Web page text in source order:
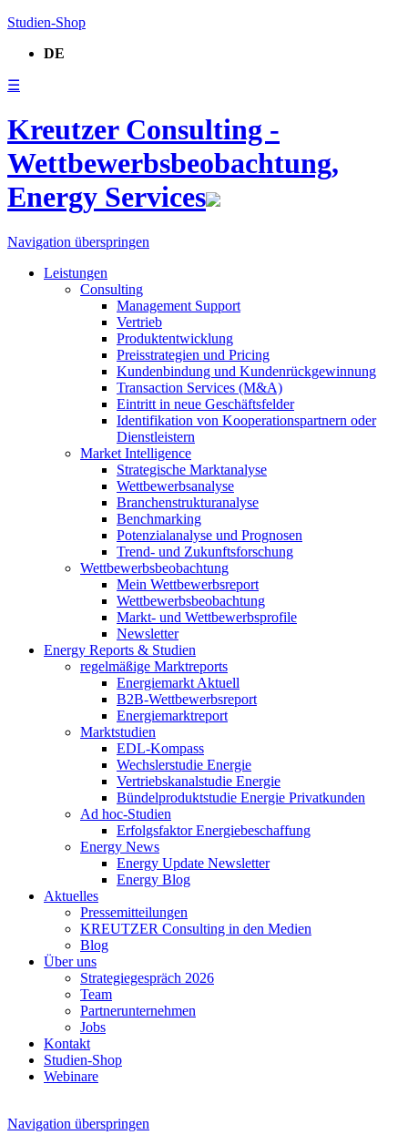
Studien-Shop
DE
☰
Kreutzer Consulting -
Wettbewerbsbeobachtung,
Energy Services
Navigation überspringen
Leistungen
Consulting
Management Support
Vertrieb
Produktentwicklung
Preisstrategien und Pricing
Kundenbindung und Kundenrückgewinnung
Transaction Services (M&A)
Eintritt in neue Geschäftsfelder
Identifikation von Kooperationspartnern oder
Dienstleistern
Market Intelligence
Strategische Marktanalyse
Wettbewerbsanalyse
Branchenstrukturanalyse
Benchmarking
Potenzialanalyse und Prognosen
Trend- und Zukunftsforschung
Wettbewerbs­beobachtung
Mein Wettbewerbsreport
Wettbewerbsbeobachtung
Markt- und Wettbewerbsprofile
Newsletter
Energy Reports & Studien
regelmäßige Marktreports
Energiemarkt Aktuell
B2B-Wettbewerbsreport
Energiemarktreport
Marktstudien
EDL-Kompass
Wechslerstudie Energie
Vertriebskanalstudie Energie
Bündelproduktstudie Energie Privatkunden
Ad hoc-Studien
Erfolgsfaktor Energiebeschaffung
Energy News
Energy Update Newsletter
Energy Blog
Aktuelles
Pressemitteilungen
KREUTZER Consulting in den Medien
Blog
Über uns
Strategiegespräch 2026
Team
Partnerunternehmen
Jobs
Kontakt
Studien-Shop
Webinare
Navigation überspringen